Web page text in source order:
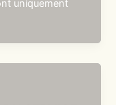
uniquement